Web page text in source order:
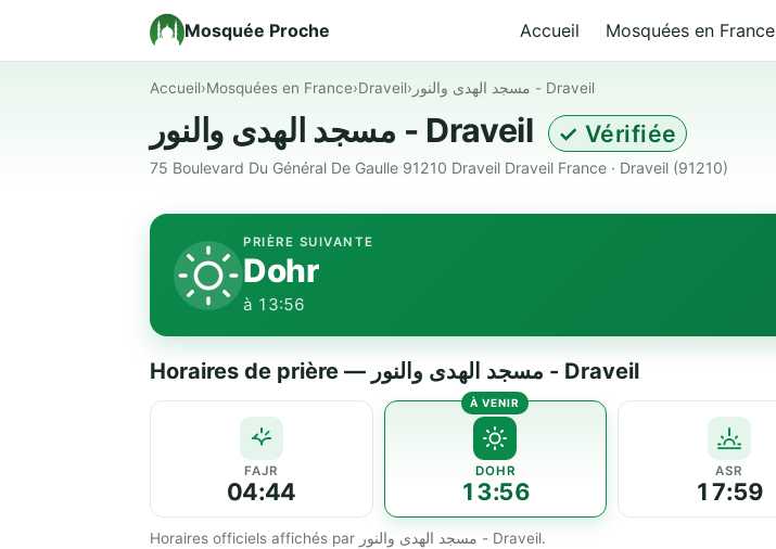
Mosquée Proche Accueil Mosquées en France
Accueil›Mosquées en France›Draveil› مسجد الهدى والنور - Draveil
مسجد الهدى والنور - Draveil ✓ Vérifiée
75 Boulevard Du Général De Gaulle 91210 Draveil Draveil France · Draveil (91210)
PRIÈRE SUIVANTE
Dohr
à 13:56
Horaires de prière — مسجد الهدى والنور - Draveil
FAJR
04:44
DOHR
13:56
ASR
17:59
Horaires officiels affichés par مسجد الهدى والنور - Draveil.